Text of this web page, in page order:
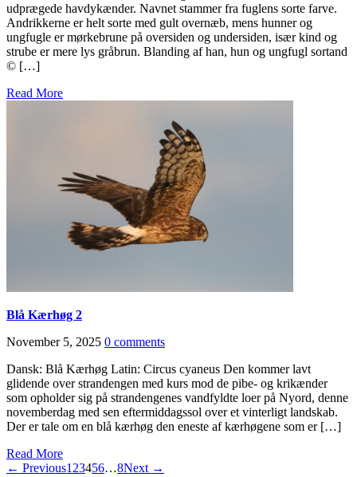
udprægede havdykænder. Navnet stammer fra fuglens sorte farve.
Andrikkerne er helt sorte med gult overnæb, mens hunner og
ungfugle er mørkebrune på oversiden og undersiden, især kind og
strube er mere lys gråbrun. Blanding af han, hun og ungfugl sortand
© […]
Read More
Blå Kærhøg 2
November 5, 2025 0 comments
Dansk: Blå Kærhøg Latin: Circus cyaneus Den kommer lavt
glidende over strandengen med kurs mod de pibe- og krikænder
som opholder sig på strandengenes vandfyldte loer på Nyord, denne
novemberdag med sen eftermiddagssol over et vinterligt landskab.
Der er tale om en blå kærhøg den eneste af kærhøgene som er […]
Read More
← Previous1 23456…8Next →